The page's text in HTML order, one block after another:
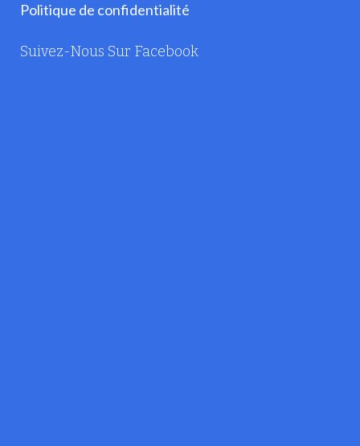
Politique de confidentialité
Suivez-Nous Sur Facebook